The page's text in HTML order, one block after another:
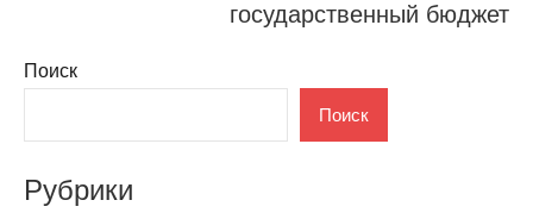
государственный бюджет
Поиск
Поиск
Рубрики